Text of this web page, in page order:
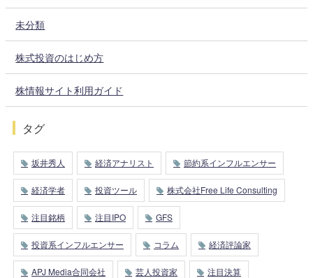
未分類
株式投資のはじめ方
株情報サイト利用ガイド
タグ
坂井秀人 経済アナリスト 節約系インフルエンサー
経済学者 投資ツール 株式会社Free Life Consulting
注目銘柄 注目IPO GFS
投資系インフルエンサー コラム 経済評論家
APJ Media合同会社 芸人投資家 注目決算